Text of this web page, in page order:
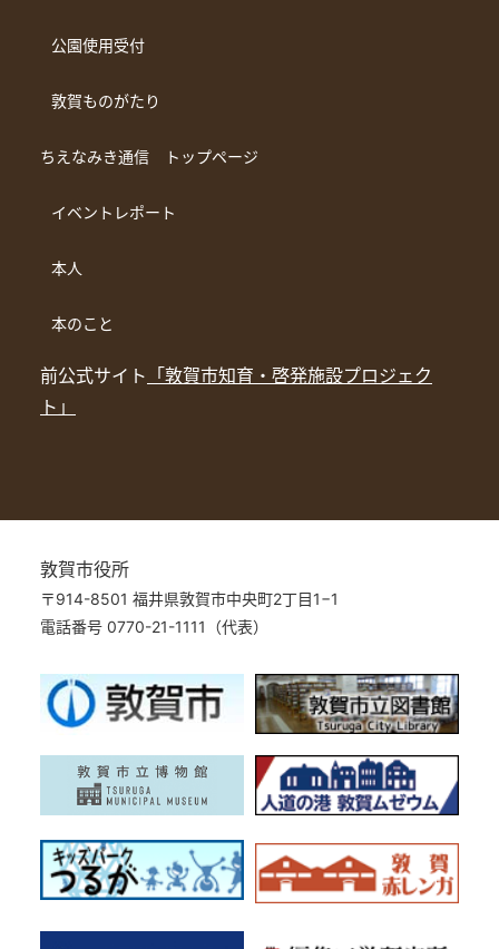
公園使用受付
敦賀ものがたり
ちえなみき通信 トップページ
イベントレポート
本人
本のこと
前公式サイト 「敦賀市知育・啓発施設プロジェク
ト」
敦賀市役所
〒914-8501 福井県敦賀市中央町2丁目1−1
電話番号 0770-21-1111（代表）